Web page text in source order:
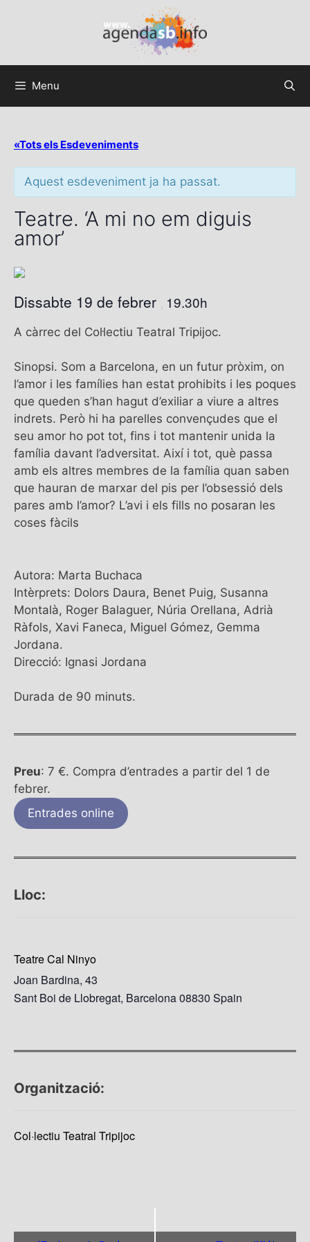
Menu
«Tots els Esdeveniments
Aquest esdeveniment ja ha passat.
Teatre. ‘A mi no em diguis
amor’
Dissabte 19 de febrer 19.30h
A càrrec del Col·lectiu Teatral Tripijoc.
Sinopsi. Som a Barcelona, en un futur pròxim, on
l’amor i les famílies han estat prohibits i les poques
que queden s’han hagut d’exiliar a viure a altres
indrets. Però hi ha parelles convençudes que el
seu amor ho pot tot, fins i tot mantenir unida la
família davant l’adversitat. Així i tot, què passa
amb els altres membres de la família quan saben
que hauran de marxar del pis per l’obsessió dels
pares amb l’amor? L’avi i els fills no posaran les
coses fàcils
Autora: Marta Buchaca
Intèrprets: Dolors Daura, Benet Puig, Susanna
Montalà, Roger Balaguer, Núria Orellana, Adrià
Ràfols, Xavi Faneca, Miguel Gómez, Gemma
Jordana.
Direcció: Ignasi Jordana
Durada de 90 minuts.
Preu: 7 €. Compra d’entrades a partir del 1 de
febrer.
Entrades online
Lloc:
Teatre Cal Ninyo
Joan Bardina, 43
Sant Boi de Llobregat, Barcelona08830 Spain
Organització:
Col·lectiu Teatral Tripijoc